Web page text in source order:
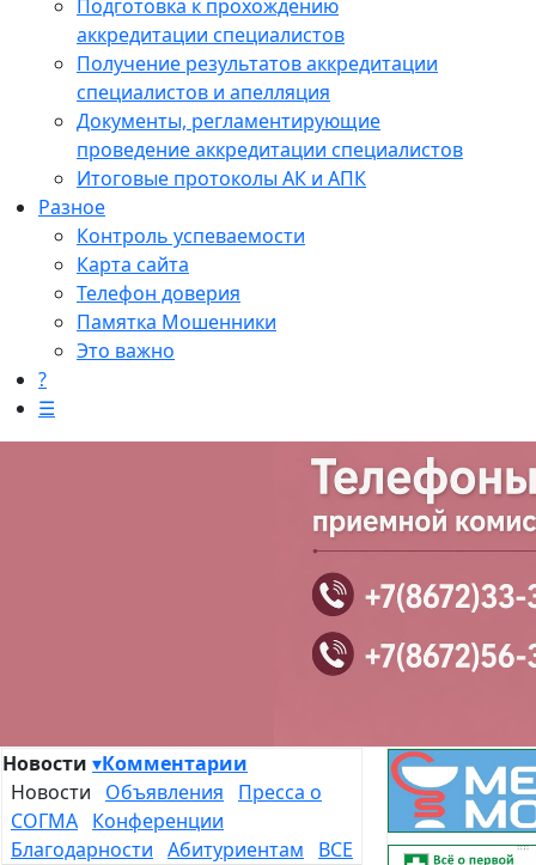
Подготовка к прохождению
аккредитации специалистов
Получение результатов аккредитации
специалистов и апелляция
Документы, регламентирующие
проведение аккредитации специалистов
Итоговые протоколы АК и АПК
Разное
Контроль успеваемости
Карта сайта
Телефон доверия
Памятка Мошенники
Это важно
?
☰
Новости ▾Комментарии
Новости Объявления
Пресса о
СОГМА Конференции
Благодарности Абитуриентам
ВСЕ